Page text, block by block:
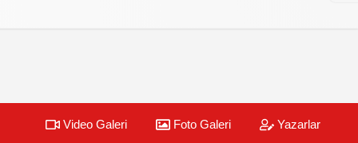
Video Galeri Foto Galeri Yazarlar